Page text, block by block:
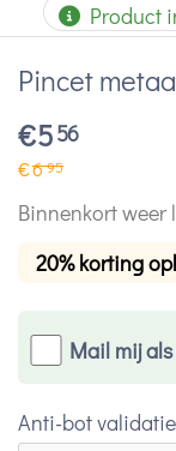
Product
Pincet
€556
€695
Binnenkort weer
20% korting
Mail mij
Anti-bot validatie